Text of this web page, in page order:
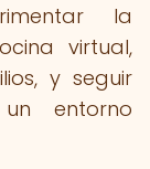
la
virtual,
y seguir
entorno